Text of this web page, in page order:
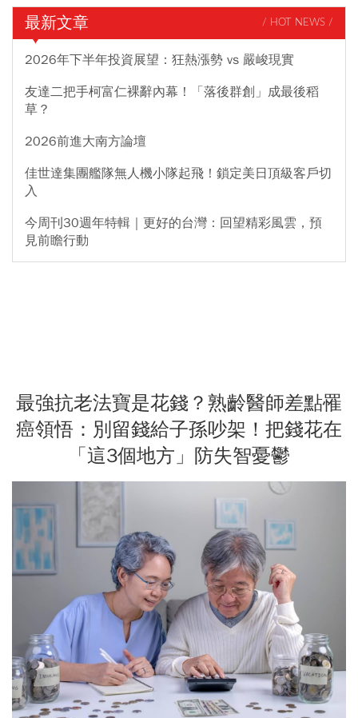
最新文章 / HOT NEWS /
2026年下半年投資展望：狂熱漲勢 vs 嚴峻現實
友達二把手柯富仁裸辭內幕！「落後群創」成最後稻
草？
2026前進大南方論壇
佳世達集團艦隊無人機小隊起飛！鎖定美日頂級客戶切
入
今周刊30週年特輯｜更好的台灣：回望精彩風雲，預
見前瞻行動
最強抗老法寶是花錢？熟齡醫師差點罹
癌領悟：別留錢給子孫吵架！把錢花在
「這3個地方」防失智憂鬱